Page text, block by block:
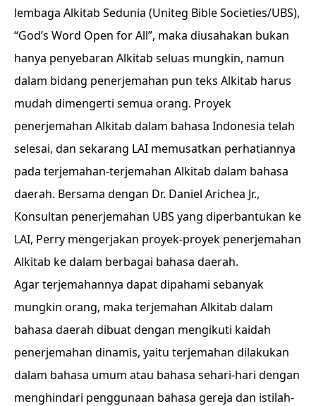
lembaga Alkitab Sedunia (Uniteg Bible Societies/UBS),
“God’s Word Open for All”, maka diusahakan bukan
hanya penyebaran Alkitab seluas mungkin, namun
dalam bidang penerjemahan pun teks Alkitab harus
mudah dimengerti semua orang. Proyek
penerjemahan Alkitab dalam bahasa Indonesia telah
selesai, dan sekarang LAI memusatkan perhatiannya
pada terjemahan-terjemahan Alkitab dalam bahasa
daerah. Bersama dengan Dr. Daniel Arichea Jr.,
Konsultan penerjemahan UBS yang diperbantukan ke
LAI, Perry mengerjakan proyek-proyek penerjemahan
Alkitab ke dalam berbagai bahasa daerah.
Agar terjemahannya dapat dipahami sebanyak
mungkin orang, maka terjemahan Alkitab dalam
bahasa daerah dibuat dengan mengikuti kaidah
penerjemahan dinamis, yaitu terjemahan dilakukan
dalam bahasa umum atau bahasa sehari-hari dengan
menghindari penggunaan bahasa gereja dan istilah-